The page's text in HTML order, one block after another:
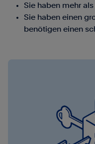
Sie haben mehr
Sie haben einen
benötigen einen